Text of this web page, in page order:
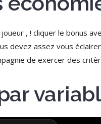
, ! cliquer le bonus
devez assez vous
de exercer des